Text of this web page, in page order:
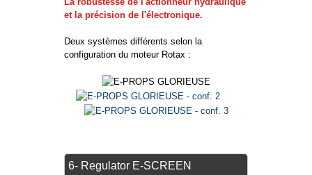
et la précision de l'électronique.
Deux systèmes différents selon la
configuration du moteur Rotax :
6- Regulator E-SCREEN